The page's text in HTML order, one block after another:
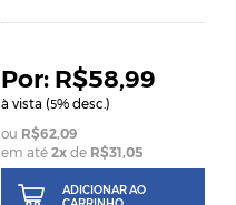
R$58,99
à vista (5% desc.)
R$62,09
em até 2xde R$31,05
ADICIONAR AO